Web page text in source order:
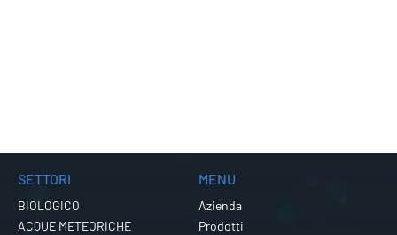
SETTORI
BIOLOGICO
ACQUE METEORICHE
MENU
Azienda
Prodotti